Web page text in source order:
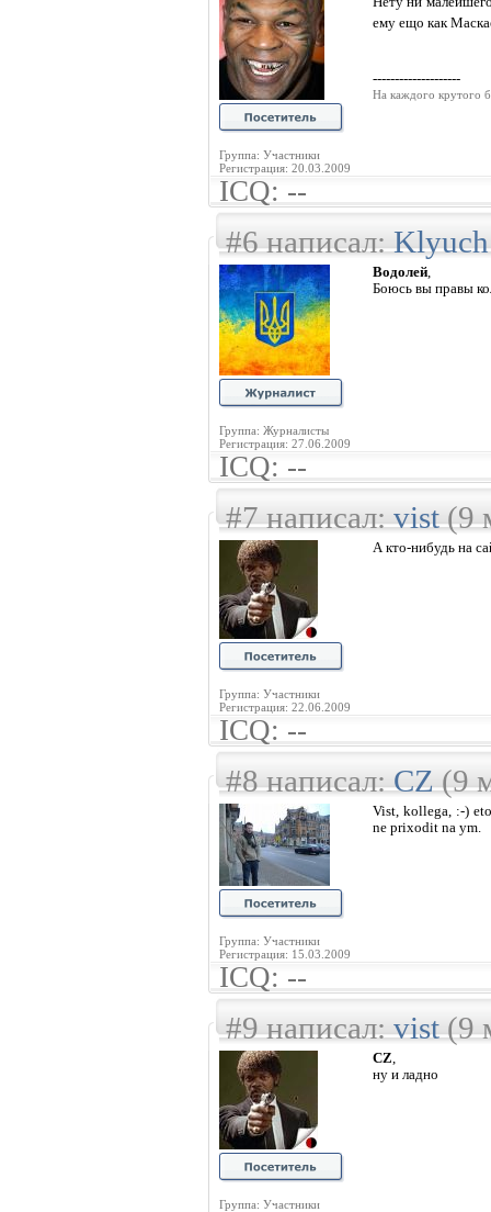
Группа: Участники
Регистрация: 20.03.2009
ему ещо как
--------------------
На каждого крутого
ICQ: --
#6 написал:Klyuch
Группа: Журналисты
Регистрация: 27.06.2009
Водолей,
Боюсь вы правы
ICQ: --
#7 написал:vist(9
Группа: Участники
Регистрация: 22.06.2009
А кто-нибудь на
ICQ: --
#8 написал:CZ(9
Группа: Участники
Регистрация: 15.03.2009
Vist, kollega, :-)
ne prixodit na ym.
ICQ: --
#9 написал:vist(9
Группа: Участники
CZ,
ну и ладно